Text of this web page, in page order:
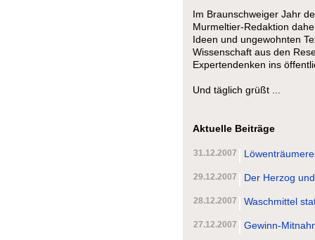
Im Braunschweiger Jahr
Murmeltier-Redaktion
Ideen und ungewohnten
Wissenschaft aus den
Expertendenken ins
Und täglich grüßt ...
Aktuelle Beiträge
31.12.2007
29.12.2007 Der Herzog
28.12.2007 Waschmittel
27.12.2007 Gewinn-